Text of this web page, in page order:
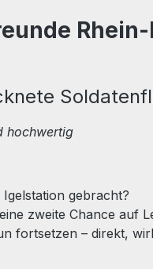
hochwertig
gebracht?
zweite Chance auf
fortsetzen – direkt,